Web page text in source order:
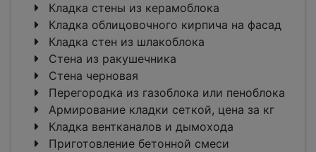
Кладка стены из керамоблока
Кладка облицовочного кирпича на фасад
Кладка стен из шлакоблока
Стена из ракушечника
Стена черновая
Перегородка из газоблока или пеноблока
Армирование кладки сеткой, цена за кг
Кладка вентканалов и дымохода
Приготовление бетонной смеси